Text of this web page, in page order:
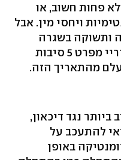
פחות חשוב, או
ויחסי מין. אבל
ותשוקה בשגרה
השוחקת? לרגל ט"ו באב, ד"ר דריי מפרט 5 סיבות
מהתאריך הזה.
נגד דיכאון,
להתעכב על
באופן